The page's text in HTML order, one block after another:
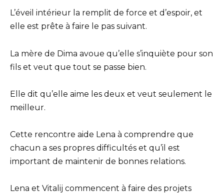
L’éveil intérieur la remplit de force et d’espoir, et
elle est prête à faire le pas suivant.
La mère de Dima avoue qu’elle s’inquiète pour son
fils et veut que tout se passe bien.
Elle dit qu’elle aime les deux et veut seulement le
meilleur.
Cette rencontre aide Lena à comprendre que
chacun a ses propres difficultés et qu’il est
important de maintenir de bonnes relations.
Lena et Vitalij commencent à faire des projets